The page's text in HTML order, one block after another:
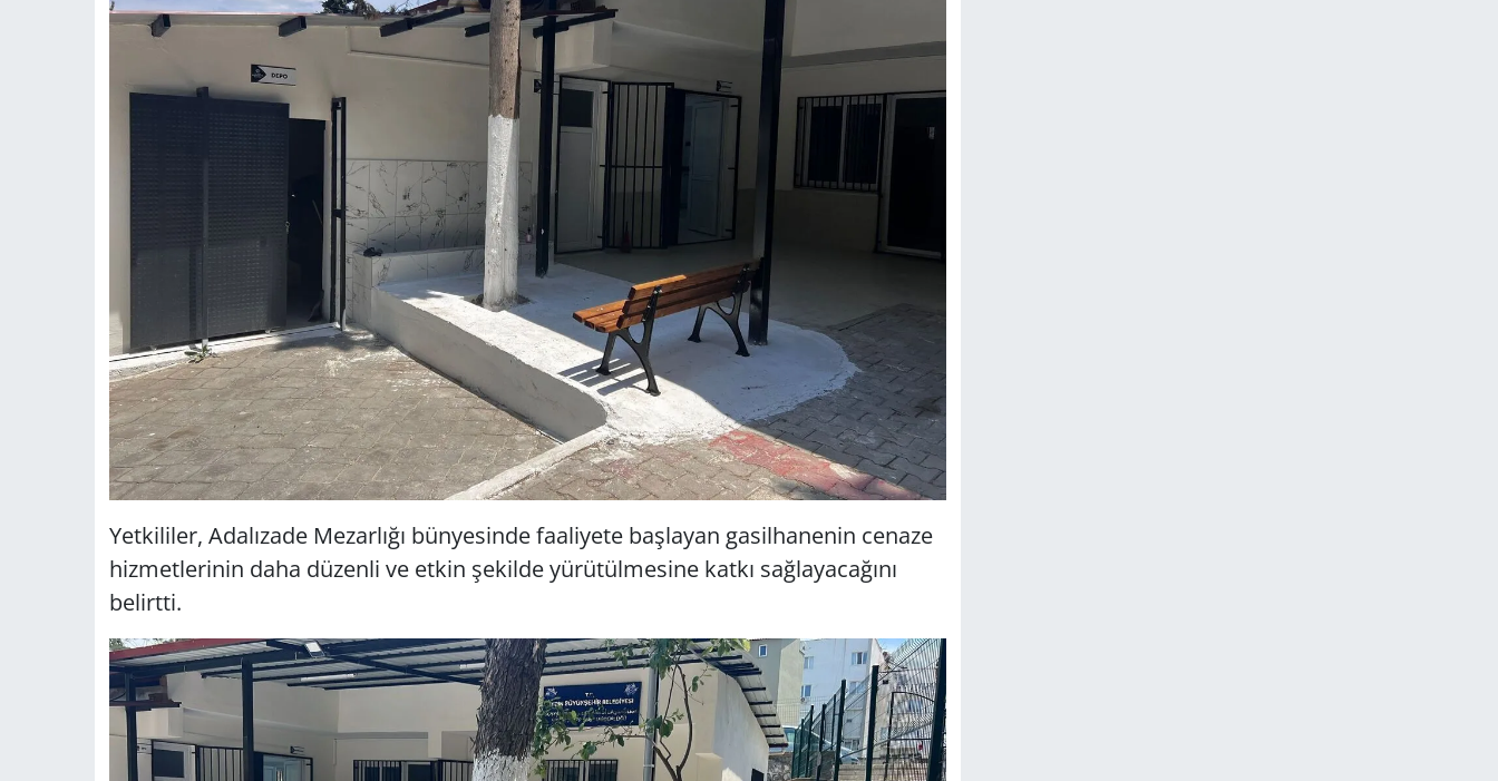
Yetkililer, Adalızade Mezarlığı bünyesinde faaliyete başlayan gasilhanenin cenaze
hizmetlerinin daha düzenli ve etkin şekilde yürütülmesine katkı sağlayacağını
belirtti.